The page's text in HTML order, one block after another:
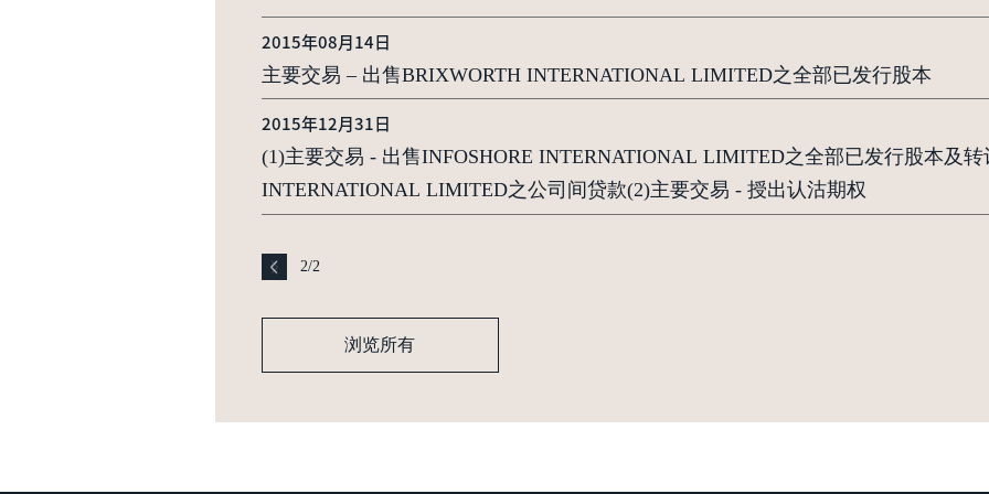
2015年08月14日
主要交易 – 出售BRIXWORTH INTERNATIONAL LIMITED之全部已发行股本
2015年12月31日
(1)主要交易 - 出售INFOSHORE INTERNATIONAL LIMITED之全部已发行股本及转
INTERNATIONAL LIMITED之公司间贷款(2)主要交易 - 授出认沽期权
2/2
浏览所有